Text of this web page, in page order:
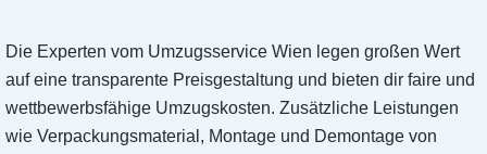
Die Experten vom Umzugsservice Wien legen großen Wert
auf eine transparente Preisgestaltung und bieten dir faire und
wettbewerbsfähige Umzugskosten. Zusätzliche Leistungen
wie Verpackungsmaterial, Montage und Demontage von